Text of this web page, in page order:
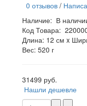
0 отзывов /
Наличие: В
Код Товара:
Длина: 12 см x
Вес: 520 г
31499 руб.
Нашли дешевле